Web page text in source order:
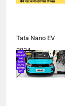
Tata Nano EV
2024